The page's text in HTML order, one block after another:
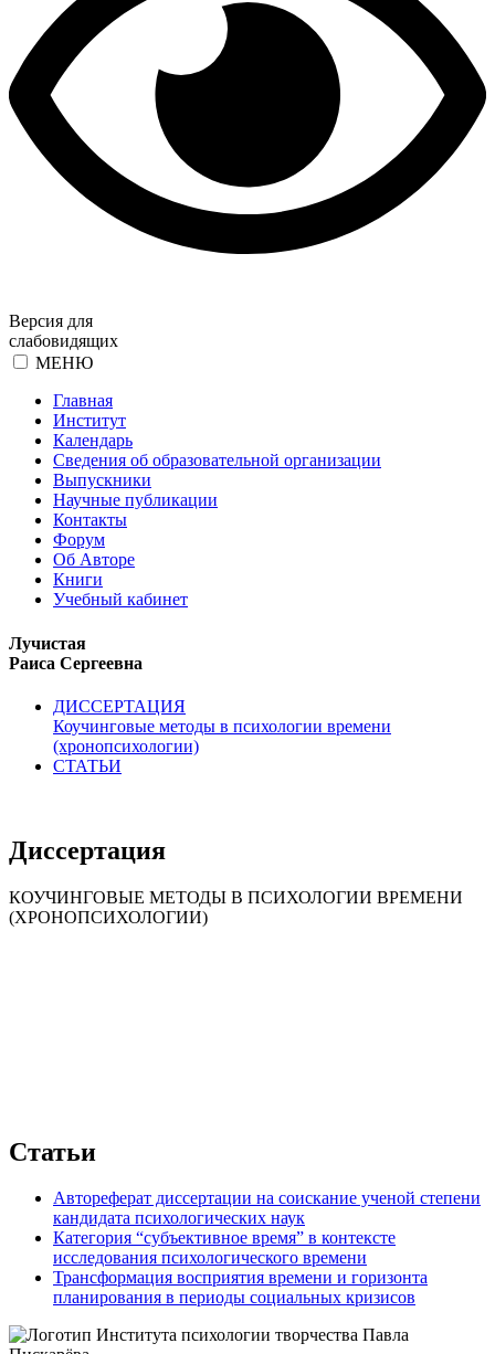
Версия для
слабовидящих
МЕНЮ
Главная
Институт
Календарь
Сведения об образовательной организации
Выпускники
Научные публикации
Контакты
Форум
Об Авторе
Книги
Учебный кабинет
Лучистая
Раиса Сергеевна
ДИССЕРТАЦИЯ
Коучинговые методы в психологии времени
(хронопсихологии)
СТАТЬИ
Диссертация
КОУЧИНГОВЫЕ МЕТОДЫ В ПСИХОЛОГИИ ВРЕМЕНИ
(ХРОНОПСИХОЛОГИИ)
Статьи
Автореферат диссертации на соискание ученой степени
кандидата психологических наук
Категория “субъективное время” в контексте
исследования психологического времени
Трансформация восприятия времени и горизонта
планирования в периоды социальных кризисов